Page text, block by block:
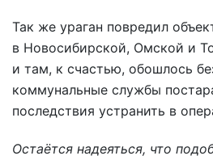
Так же ураган повредил
в Новосибирской, Омской и
и там, к счастью, обошлось
коммунальные службы
последствия устранить в
Остаётся надеяться, что